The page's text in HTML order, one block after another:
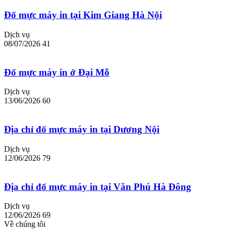
Đổ mực máy in tại Kim Giang Hà Nội
Dịch vụ
08/07/2026 41
Đổ mực máy in ở Đại Mỗ
Dịch vụ
13/06/2026 60
Địa chỉ đổ mực máy in tại Dương Nội
Dịch vụ
12/06/2026 79
Địa chỉ đổ mực máy in tại Văn Phú Hà Đông
Dịch vụ
12/06/2026 69
Về chúng tôi